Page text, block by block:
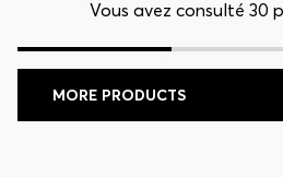
Vous avez consulté 30
MORE PRODUCTS